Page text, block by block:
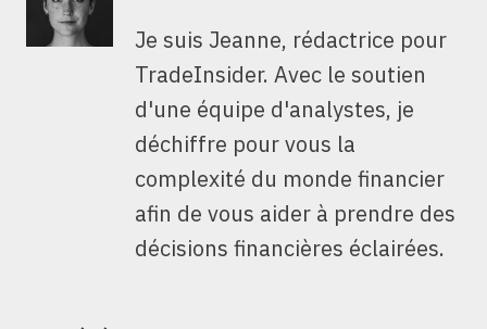
Je suis Jeanne, rédactrice pour
TradeInsider. Avec le soutien
d'une équipe d'analystes, je
déchiffre pour vous la
complexité du monde financier
afin de vous aider à prendre des
décisions financières éclairées.